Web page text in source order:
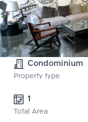
Condominium
Property type
1
Total Area